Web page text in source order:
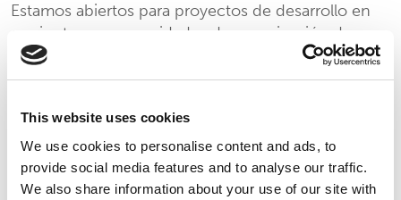
This website uses cookies
We use cookies to personalise content and ads, to
provide social media features and to analyse our traffic.
We also share information about your use of our site with
Estamos abiertos para proyectos de desarrollo en
conjunto con capacidades de organización de
fabricación por contrato (C.M.O –
Contract
Manufacturing Organisation) en el mercado.
Buscamos activamente participar de licitaciones
farmacéuticas locales a través de nuestras parejas
comerciales de confianza.